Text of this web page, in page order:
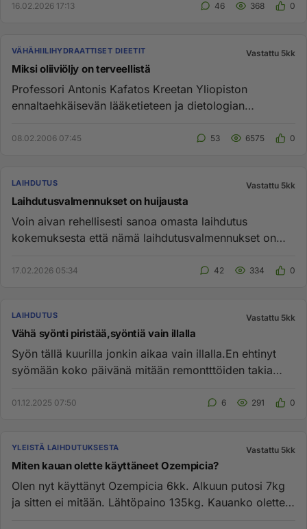
16.02.2026 17:13 46 368 0
VÄHÄHIILIHYDRAATTISET DIEETIT Vastattu 5kk
Miksi oliiviöljy on terveellistä
Professori Antonis Kafatos Kreetan Yliopiston
ennaltaehkäisevän lääketieteen ja dietologian
08.02.2006 07:45 53 6575 0
LAIHDUTUS Vastattu 5kk
Laihdutusvalmennukset on huijausta
Voin aivan rehellisesti sanoa omasta laihdutus
kokemuksesta että nämä laihdutusvalmennukset on
17.02.2026 05:34 42 334 0
LAIHDUTUS Vastattu 5kk
Vähä syönti piristää,syöntiä vain illalla
Syön tällä kuurilla jonkin aikaa vain illalla.En ehtinyt
syömään koko päivänä mitään remontttöiden takia
01.12.2025 07:50 6 291 0
YLEISTÄ LAIHDUTUKSESTA Vastattu 5kk
Miten kauan olette käyttäneet Ozempicia?
Olen nyt käyttänyt Ozempicia 6kk. Alkuun putosi 7kg
ja sitten ei mitään. Lähtöpaino 135kg. Kauanko olette